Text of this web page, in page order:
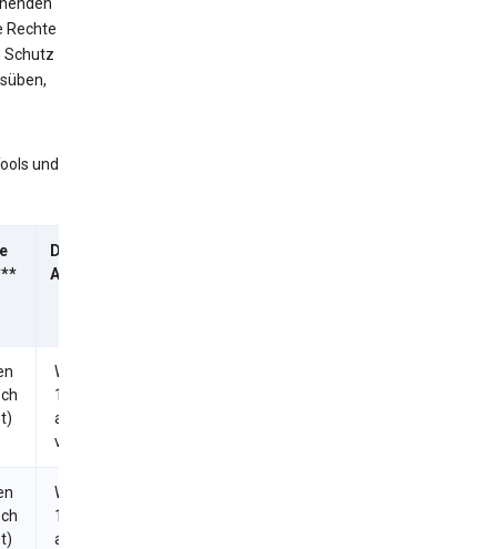
Rechte
Schutz
und
Durchschnittliche
Antwortzeit
Weniger als
1 Tag (Ersuchen
automatisch
verarbeitet)
Weniger als
1 Tag (Ersuchen
automatisch